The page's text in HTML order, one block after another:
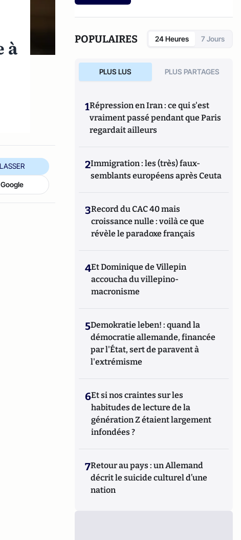
à POPULAIRES 24 Heures 7 Jours
PLUS LUS PLUS PARTAGES
1Répression en Iran : ce qui s'est
vraiment passé pendant que Paris
regardait ailleurs
2Immigration : les (très) faux-
semblants européens après Ceuta
3Record du CAC 40 mais
croissance nulle : voilà ce que
révèle le paradoxe français
4Et Dominique de Villepin
accoucha du villepino-
macronisme
5Demokratie leben! : quand la
démocratie allemande, financée
par l'État, sert de paravent à
l'extrémisme
6Et si nos craintes sur les
habitudes de lecture de la
génération Z étaient largement
infondées ?
7Retour au pays : un Allemand
décrit le suicide culturel d’une
nation